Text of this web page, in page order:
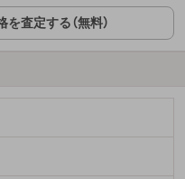
査定する（無料）